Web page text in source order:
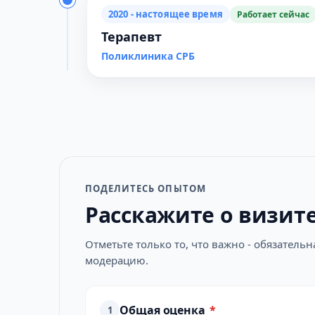
2020 - настоящее время Работает сейчас
Терапевт
Поликлиника СРБ
ПОДЕЛИТЕСЬ ОПЫТОМ
Расскажите о
Отметьте только то, что важно -
модерацию.
1 Общая оценка *